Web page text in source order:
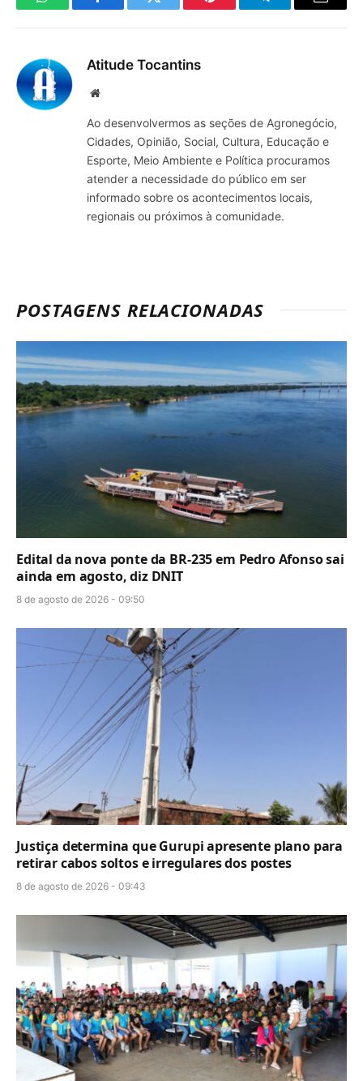
WhatsAppFacebookTwitter Pinterest TelegramaE-
Atitude Tocantins
Site
Ao desenvolvermos as seções de Agronegócio,
Cidades, Opinião, Social, Cultura, Educação e
Esporte, Meio Ambiente e Política procuramos
atender a necessidade do público em ser
informado sobre os acontecimentos locais,
regionais ou próximos à comunidade.
POSTAGENS RELACIONADAS
Edital da nova ponte da BR-235 em Pedro Afonso sai
ainda em agosto, diz DNIT
8 de agosto de 2026 - 09:50
Justiça determina que Gurupi apresente plano para
retirar cabos soltos e irregulares dos postes
8 de agosto de 2026 - 09:43